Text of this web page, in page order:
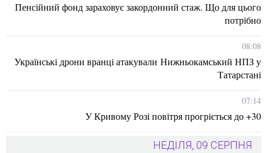
Пенсійний фонд зараховує закордонний стаж. Що для цього
потрібно
08:08
Українські дрони вранці атакували Нижньокамський НПЗ у
Татарстані
07:14
У Кривому Розі повітря прогріється до +30
НЕДІЛЯ, 09 СЕРПНЯ